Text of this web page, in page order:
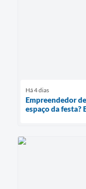
Há 4 dias
Empreendedor
espaço da festa?